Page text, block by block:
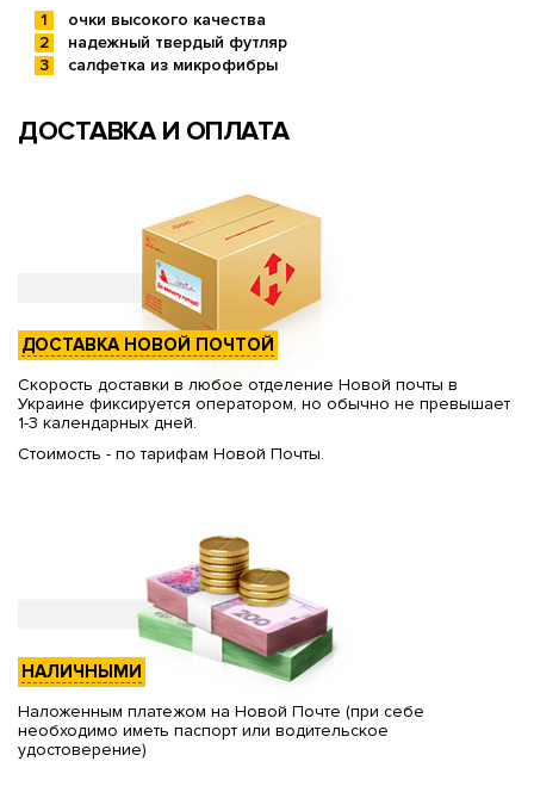
очки высокого качества
надежный твердый футляр
салфетка из микрофибры
ДОСТАВКА И ОПЛАТА
ДОСТАВКА НОВОЙ ПОЧТОЙ
Скорость доставки в любое отделение Новой почты в
Украине фиксируется оператором, но обычно не превышает
1-3 календарных дней.
Стоимость - по тарифам Новой Почты.
НАЛИЧНЫМИ
Наложенным платежом на Новой Почте (при себе
необходимо иметь паспорт или водительское
удостоверение)